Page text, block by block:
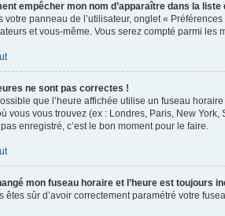
empêcher mon nom d’apparaître dans la
votre panneau de l’utilisateur, onglet «
et vous-même. Vous serez compté parmi les
ne sont pas correctes !
que l’heure affichée utilise un fuseau
vous vous trouvez (ex : Londres, Paris, New
pas enregistré, c’est le bon moment pour le faire.
mon fuseau horaire et l’heure est toujours
êtes sûr d’avoir correctement paramétré votre